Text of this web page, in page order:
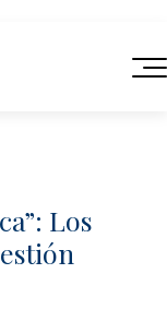
Legales
Los